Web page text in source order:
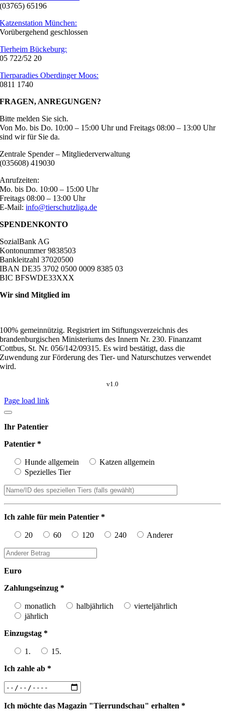
(03765) 65196
Katzenstation München:
Vorübergehend geschlossen
Tierheim Bückeburg:
05 722/52 20
Tierparadies Oberdinger Moos:
0811 1740
FRAGEN, ANREGUNGEN?
Bitte melden Sie sich.
Von Mo. bis Do. 10:00 – 15:00 Uhr und Freitags 08:00 – 13:00 Uhr
sind wir für Sie da.
Zentrale Spender – Mitgliederverwaltung
(035608) 419030
Anrufzeiten:
Mo. bis Do. 10:00 – 15:00 Uhr
Freitags 08:00 – 13:00 Uhr
E-Mail:info@tierschutzliga.de
SPENDENKONTO
SozialBank AG
Kontonummer 9838503
Bankleitzahl 37020500
IBAN DE35 3702 0500 0009 8385 03
BIC BFSWDE33XXX
Wir sind Mitglied im
100% gemeinnützig. Registriert im Stiftungsverzeichnis des
brandenburgischen Ministeriums des Innern Nr. 230. Finanzamt
Cottbus, St. Nr. 056/142/09315. Es wird bestätigt, dass die
Zuwendung zur Förderung des Tier- und Naturschutzes verwendet
wird.
v1.0
Page load link
Ihr Patentier
Patentier *
Hunde allgemein
Katzen allgemein
Spezielles Tier
Ich zahle für mein Patentier *
20 60 120 240 Anderer
Euro
Zahlungseinzug *
monatlich halbjährlich
vierteljährlich
jährlich
Einzugstag *
1.
15.
Ich zahle ab *
Ich möchte das Magazin "Tierrundschau" erhalten *